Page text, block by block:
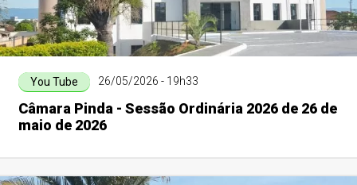
You Tube 26/05/2026 - 19h33
Câmara Pinda - Sessão Ordinária 2026 de 26 de
maio de 2026